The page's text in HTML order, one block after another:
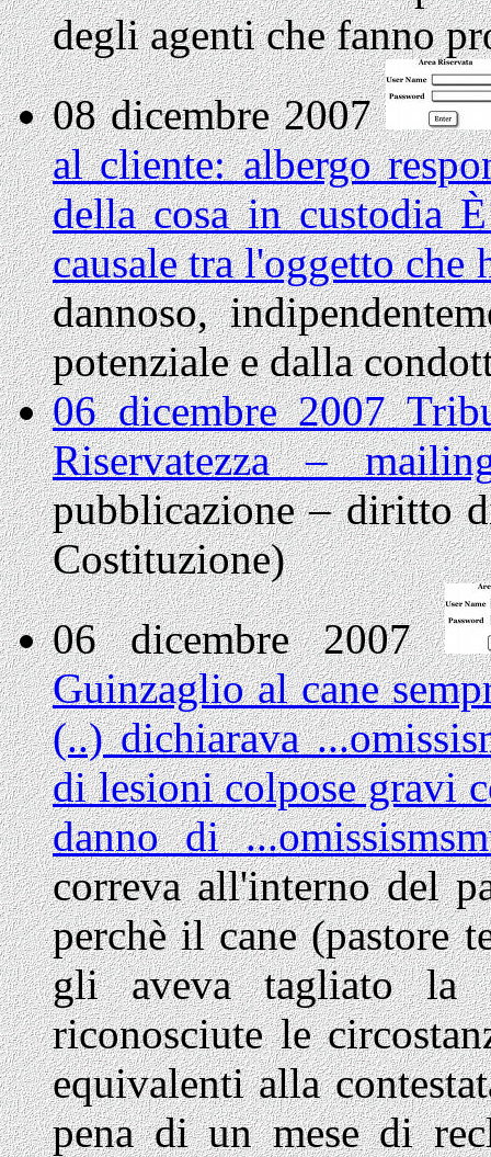
degli agenti che fanno
08 dicembre 2007
al cliente: albergo
della cosa in custodia
causale tra l'oggetto che
dannoso,
potenziale e dalla
06 dicembre 2007
Riservatezza –
pubblicazione – diritto
Costituzione)
06 dicembre 2007
Guinzaglio al cane
(..) dichiarava
di lesioni colpose gravi
danno di
correva all'interno del
perchè il cane (pastore
gli aveva tagliato la
riconosciute le
equivalenti alla
pena di un mese di